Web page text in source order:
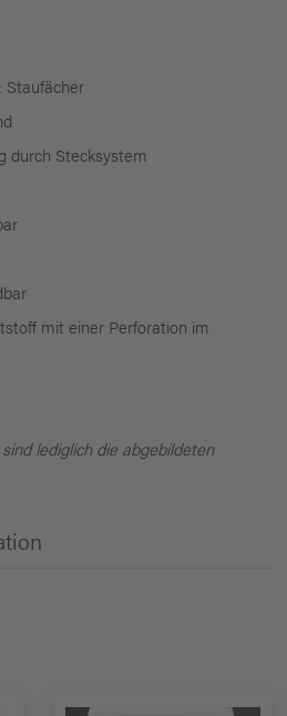
Staufächer
durch Stecksystem
mit einer Perforation im
lediglich die abgebildeten